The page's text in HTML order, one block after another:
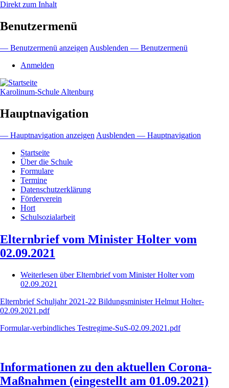
Direkt zum Inhalt
Benutzermenü
— Benutzermenü anzeigen Ausblenden — Benutzermenü
Anmelden
Karolinum-Schule Altenburg
Hauptnavigation
— Hauptnavigation anzeigen Ausblenden — Hauptnavigation
Startseite
Über die Schule
Formulare
Termine
Datenschutzerklärung
Förderverein
Hort
Schulsozialarbeit
Elternbrief vom Minister Holter vom
02.09.2021
Weiterlesen über Elternbrief vom Minister Holter vom
02.09.2021
Elternbrief Schuljahr 2021-22 Bildungsminister Helmut Holter-
02.09.2021.pdf
Formular-verbindliches Testregime-SuS-02.09.2021.pdf
Informationen zu den aktuellen Corona-
Maßnahmen (eingestellt am 01.09.2021)